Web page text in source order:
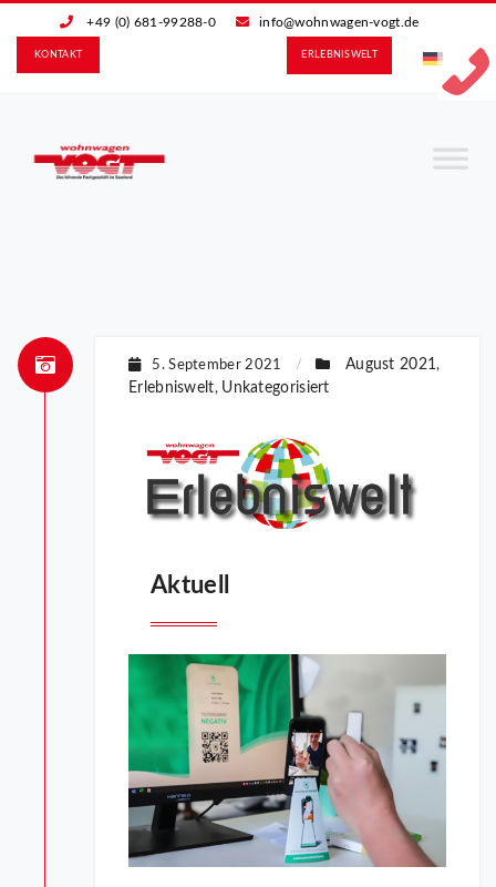
+49 (0) 681-99288-0 info@wohnwagen-vogt.de
ERLEBNIS­WELT
KONTAKT
5. September 2021 / August 2021,
Erlebniswelt, Unkategorisiert
Aktuell